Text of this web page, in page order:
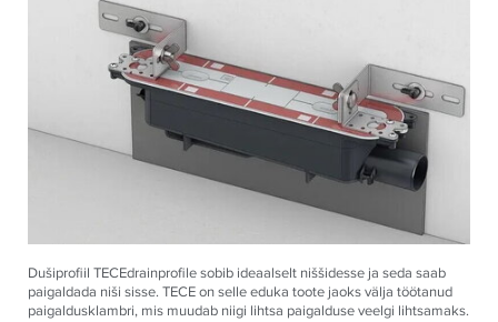
Dušiprofiil TECEdrainprofile sobib ideaalselt niššidesse ja seda saab
paigaldada niši sisse. TECEon selle eduka toote jaoks välja töötanud
paigaldusklambri, mis muudab niigi lihtsa paigalduse veelgi lihtsamaks.